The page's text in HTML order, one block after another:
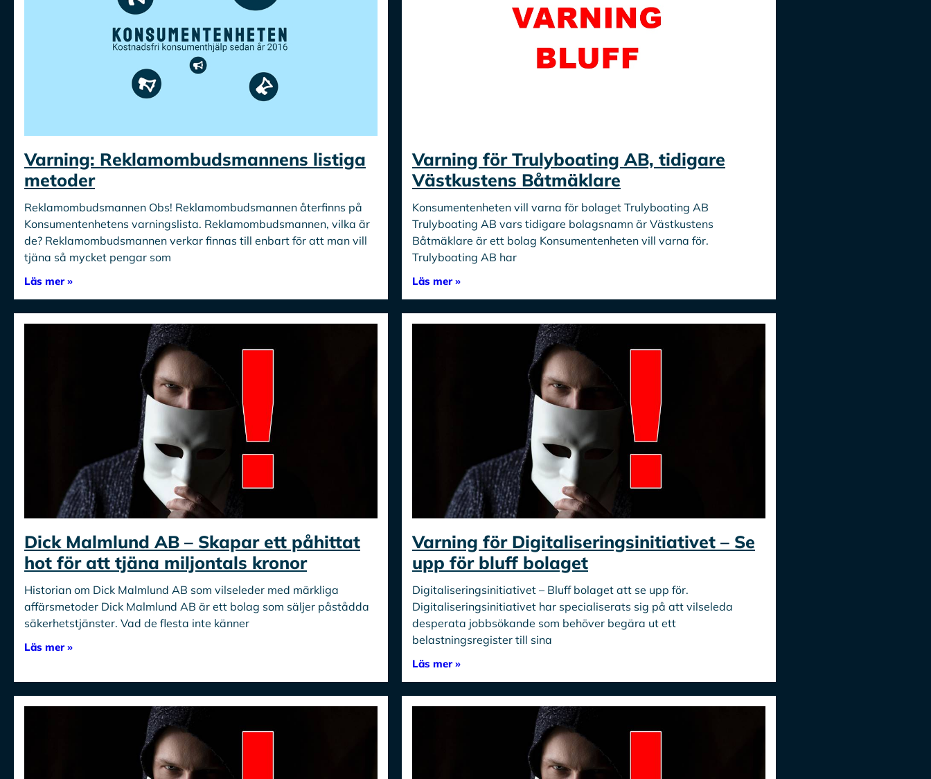
Varning: Reklamombudsmannens listiga
metoder
Reklamombudsmannen Obs! Reklamombudsmannen återfinns på
Konsumentenhetens varningslista. Reklamombudsmannen, vilka är
de? Reklamombudsmannen verkar finnas till enbart för att man vill
tjäna så mycket pengar som
Läs mer »
Varning för Trulyboating AB, tidigare
Västkustens Båtmäklare
Konsumentenheten vill varna för bolaget Trulyboating AB
Trulyboating AB vars tidigare bolagsnamn är Västkustens
Båtmäklare är ett bolag Konsumentenheten vill varna för.
Trulyboating AB har
Läs mer »
Dick Malmlund AB – Skapar ett påhittat
hot för att tjäna miljontals kronor
Historian om Dick Malmlund AB som vilseleder med märkliga
affärsmetoder Dick Malmlund AB är ett bolag som säljer påstådda
säkerhetstjänster. Vad de flesta inte känner
Läs mer »
Varning för Digitaliseringsinitiativet – Se
upp för bluff bolaget
Digitaliseringsinitiativet – Bluff bolaget att se upp för.
Digitaliseringsinitiativet har specialiserats sig på att vilseleda
desperata jobbsökande som behöver begära ut ett
belastningsregister till sina
Läs mer »